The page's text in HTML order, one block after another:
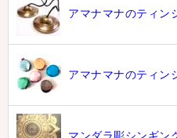
アマナマナのティン
アマナマナのティン
マンダラ彫シンギン